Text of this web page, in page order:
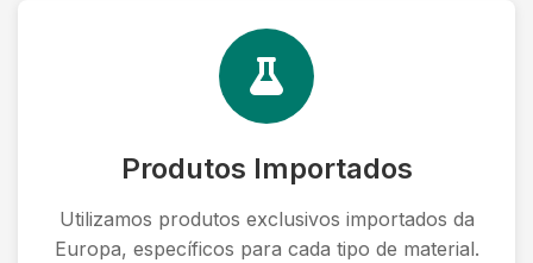
Produtos Importados
Utilizamos produtos exclusivos importados da
Europa, específicos para cada tipo de material.